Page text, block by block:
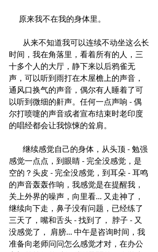
原来我不在我的身体里。
从来不知道我可以连续不动坐这么长
时间，我在角落里，看着所有的人，三
十多个人的大厅，静下来以后鸦雀无
声，可以听到雨打在木屋檐上的声音，
通风口换气的声音，偶尔有人睡着了可
以听到微细的鼾声。任何一点声响 - 偶
尔打喷嚏的声音或者宣布结束时老印度
的唱经都会让我惊悚的耸肩。
继续感觉自己的身体，从头顶 - 勉强
感觉一点点，到眼睛 - 完全没感觉，是
空的？头皮 - 完全没感觉，到耳朵 - 耳鸣
的声音轰轰作响，我感觉是在提醒我，
关上外界的噪声，向里看... 又走神了，
继续向下走，鼻子没有问题，已经练了
三天了，嘴和舌头 - 找到了， 脖子 - 又
没感觉了， 肩膀... 中午是咨询时间，我
准备向老师问问怎么感觉才对，在办公